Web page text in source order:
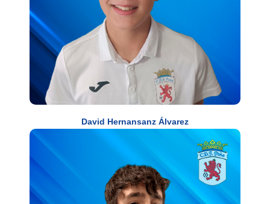
David Hernansanz Álvarez